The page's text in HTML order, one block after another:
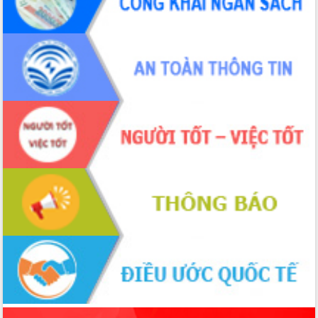
món ăn từ sầu riêng
Đắk Lắk công bố Quy hoạch và xúc
tiến đầu tư tỉnh
Ngành cá ngừ Đắk Lắk chủ động thích
ứng để giữ vững thị trường xuất khẩu
Diễn đàn Kinh tế tư nhân Việt Nam đột
phá cơ chế - Hợp tác công tư
Đề án 06 tạo bước ngoặt đột phá trong
cải cách hành chính tỉnh Đắk Lắk
Kết nối tour, đẩy mạnh chuyển đổi số
để phát triển du lịch Đắk Lắk
Khởi động Dự án Đầu tư xây dựng hạ
tầng kỹ thuật Cụm công nghiệp Tân
Tiến
Gặp mặt các cơ quan báo chí nhân Kỷ
niệm 101 năm Ngày Báo chí Cách
mạng Việt Nam
Đắk Lắk sơ kết 4 năm triển khai thực
hiện Đề án 06 của Chính phủ
Họp báo thông tin về Hội nghị Công bố